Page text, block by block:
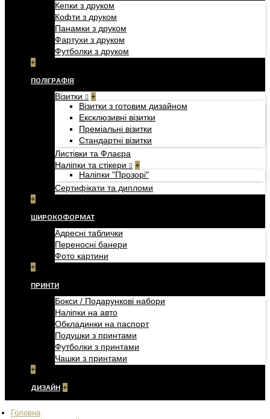
Кепки з друком
Кофти з друком
Панамки з друком
Фартухи з друком
Футболки з друком
+
ПОЛІГРАФІЯ
Візитки +
Візитки з готовим дизайном
Ексклюзивні візитки
Преміальні візитки
Стандартні візитки
Листівки та Флаєра
Наліпки та стікери
+
Наліпки "Прозорі"
Сертифікати та дипломи
+
ШИРОКОФОРМАТ
Адресні таблички
Переносні банери
Фото картини
+
ПРИНТИ
Бокси / Подарункові набори
Наліпки на авто
Обкладинки на паспорт
Подушки з принтами
Футболки з принтами
Чашки з принтами
+
ДИЗАЙН +
Головна